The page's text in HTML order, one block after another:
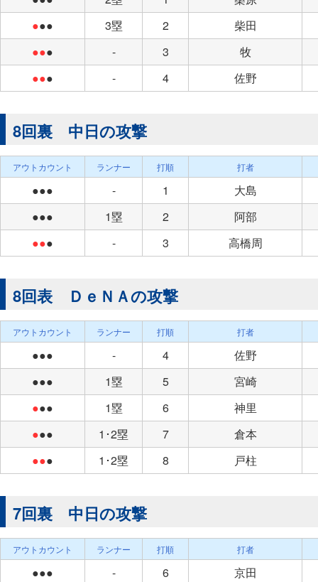
●●● 3塁 2
柴田
●●● - 3
牧
●●● - 4 佐野
8回裏 中日の攻撃
アウトカウント ランナー 打順 打者
●●● - 1
大島
●●●
1塁 2
阿部
●●● - 3 高橋周
8回表 ＤｅＮＡの攻撃
アウトカウント ランナー 打順 打者
●●● - 4
佐野
●●●
1塁 5
宮崎
●●● 1塁 6
神里
●●● 1･2塁 7
倉本
●●● 1･2塁 8 戸柱
7回裏 中日の攻撃
アウトカウント ランナー 打順 打者
●●● - 6
京田